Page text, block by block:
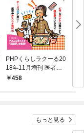
PHPくらしラクーる20
18年11月増刊 医者が
口にしない食べ物＆薬
458
【
もっと見る